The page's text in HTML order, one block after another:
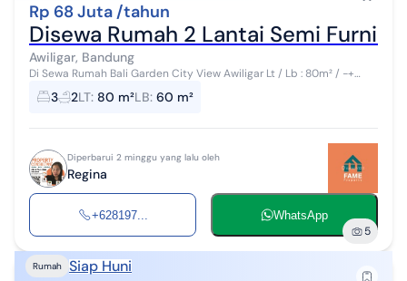
Rp 68 Juta /tahun
Disewa Rumah 2 Lantai Semi
Awiligar, Bandung
Di Sewa Rumah Bali Garden City View Awiligar Lt / Lb : 80m² / -+
60m² 2 Lantai 3 KT 2 Km 1 Gudang Listrik 3500w Air Artesis Semi
Furnish : kitc...
3 2LT: 80 m²LB: 60 m²
Diperbarui 2 minggu yang lalu oleh
Regina
+628197... WhatsApp
5
Rumah Siap Huni